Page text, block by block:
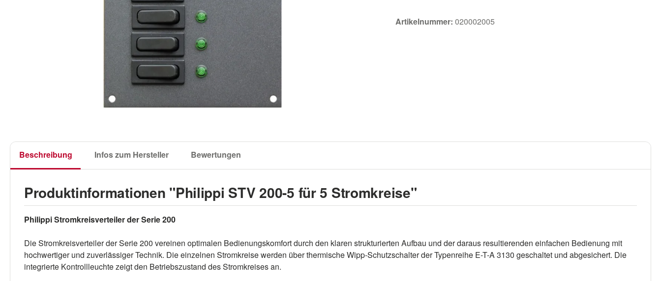
Artikelnummer: 020002005
Beschreibung Infos zum Hersteller Bewertungen
Produktinformationen "Philippi STV 200-5 für 5 Stromkreise"
Philippi Stromkreisverteiler der Serie 200
Die Stromkreisverteiler der Serie 200 vereinen optimalen Bedienungskomfort durch den klaren strukturierten Aufbau und der daraus resultierenden einfachen Bedienung mit
hochwertiger und zuverlässiger Technik. Die einzelnen Stromkreise werden über thermische Wipp-Schutzschalter der Typenreihe E-T-A 3130 geschaltet und abgesichert. Die
integrierte Kontrollleuchte zeigt den Betriebszustand des Stromkreises an.